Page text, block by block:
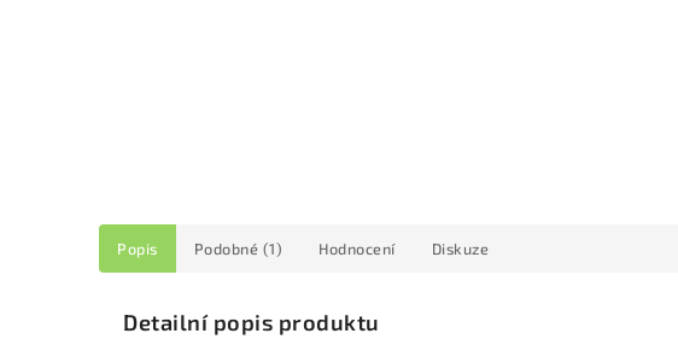
Popis Podobné (1) Hodnocení Diskuze
Detailní popis produktu